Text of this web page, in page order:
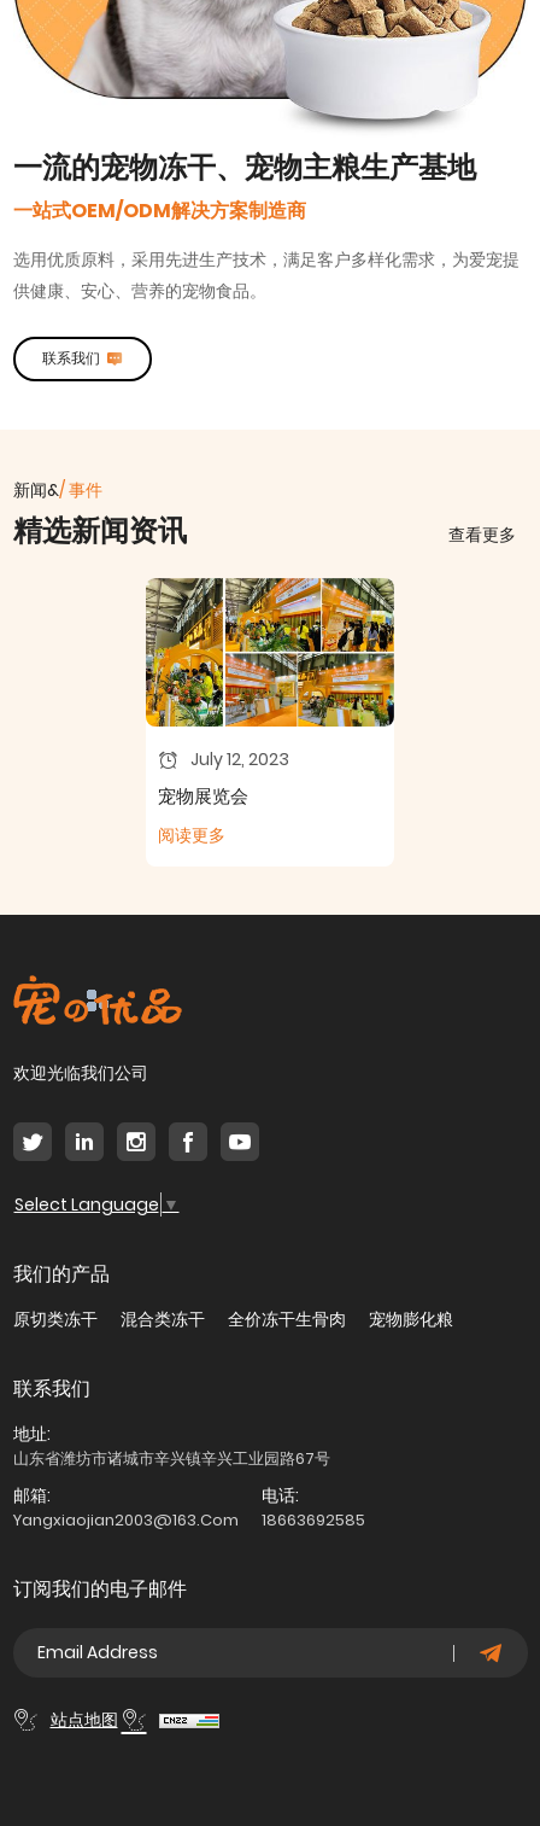
一流的宠物冻干、宠物主粮生产基地
一站式OEM/ODM解决方案制造商
选用优质原料，采用先进生产技术，满足客户多样化需求，为爱宠提
供健康、安心、营养的宠物食品。
联系我们
新闻&/ 事件
精选新闻资讯 查看更多
July 12, 2023
宠物展览会
阅读更多
欢迎光临我们公司
Select Language ▼
我们的产品
原切类冻干 混合类冻干 全价冻干生骨肉 宠物膨化粮
联系我们
地址:
山东省潍坊市诸城市辛兴镇辛兴工业园路67号
邮箱:
Yangxiaojian2003@163.com
电话:
18663692585
订阅我们的电子邮件
站点地图